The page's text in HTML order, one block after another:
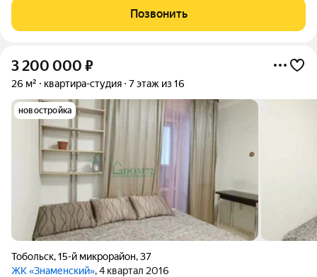
новый и благоустроенный с развитой инфраструктурой ,новая
школа, новый детский
Позвонить
3 200 000 ₽
26 м² квартира-студия 7 этаж из 16
новостройка
Тобольск,15-й микрорайон,37
ЖК «Знаменский», 4 квартал 2016